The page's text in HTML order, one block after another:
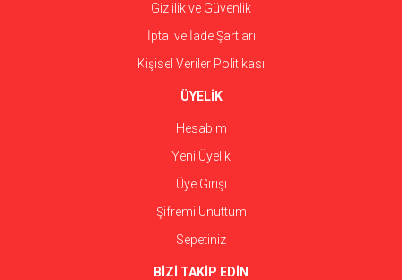
Gizlilik ve Güvenlik
İptal ve İade Şartları
Kişisel Veriler Politikası
ÜYELİK
Hesabım
Yeni Üyelik
Üye Girişi
Şifremi Unuttum
Sepetiniz
BİZİ TAKİP EDİN